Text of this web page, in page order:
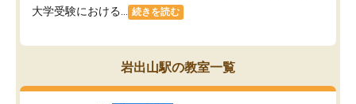
大学受験における...
続きを読む
岩出山駅の教室一覧